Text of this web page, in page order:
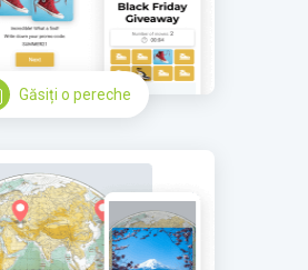
Găsiți o pereche